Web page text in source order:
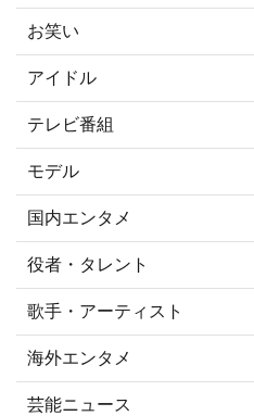
お笑い
アイドル
テレビ番組
モデル
国内エンタメ
役者・タレント
歌手・アーティスト
海外エンタメ
芸能ニュース